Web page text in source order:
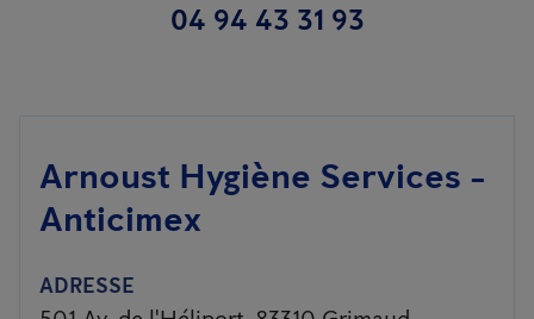
04 94 43 31 93
Arnoust Hygiène Services -
Anticimex
ADRESSE